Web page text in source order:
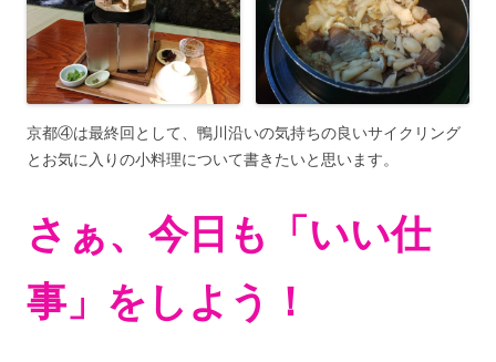
京都④は最終回として、鴨川沿いの気持ちの良いサイクリング
とお気に入りの小料理について書きたいと思います。
さぁ、今日も「いい仕
事」をしよう！